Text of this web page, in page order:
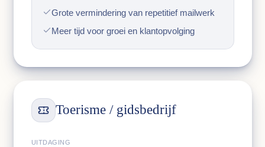
Grote vermindering van repetitief mailwerk
Meer tijd voor groei en klantopvolging
Toerisme / gidsbedrijf
UITDAGING